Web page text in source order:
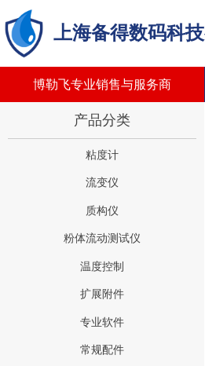
上海备得数码科
博勒飞专业销售与服务商
粘度计
流变仪
质构仪
粉体流动测试仪
温度控制
扩展附件
专业软件
常规配件
产品分类